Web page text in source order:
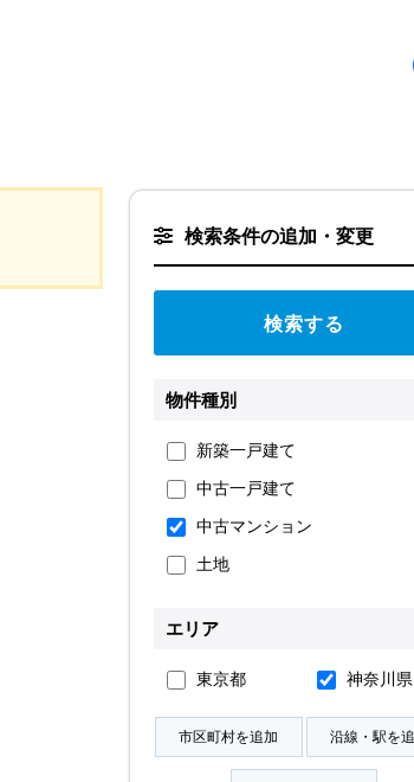
渋谷オフィス（本社）
スミカグループ新卒採用
地図から探す
学区から探す
町名から探す
お気に入り物件
物件閲覧履歴
検索履歴
検索条件の追加・変更
物件種別
新築一戸建て
中古一戸建て
中古マンション
土地
エリア
東京都 神奈川県